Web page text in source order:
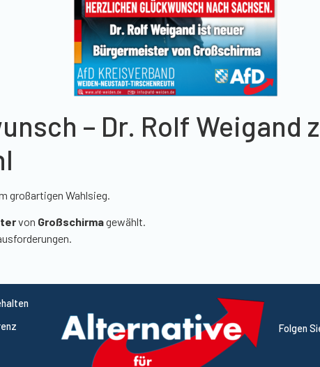
– Dr. Rolf Weigand
großartigen Wahlsieg.
von Großschirmagewählt.
Folgen